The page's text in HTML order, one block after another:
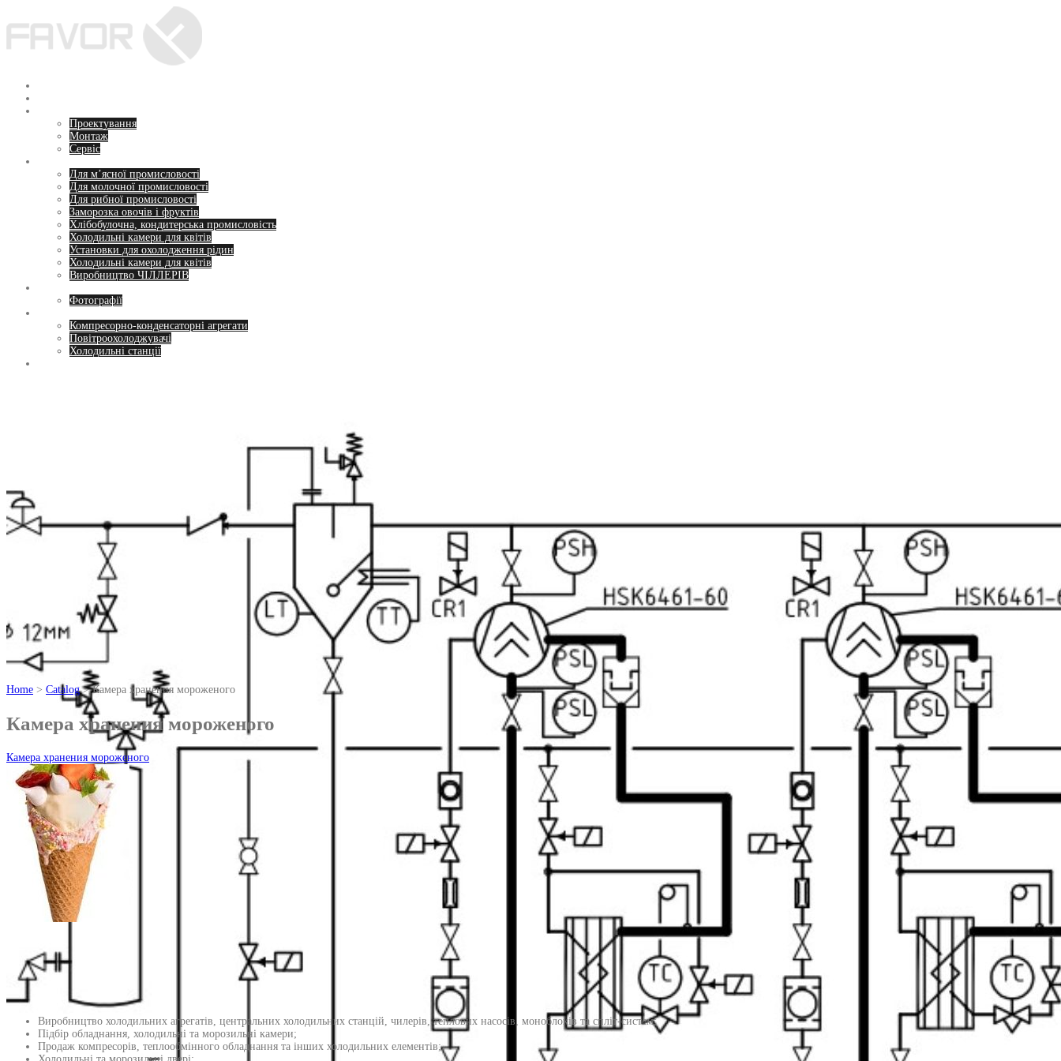
до
вмісту
Проектування
Монтаж
Сервіс
Для м’ясної промисловості
Для молочної промисловості
Для рибної промисловості
Заморозка овочів і фруктів
Хлібобулочна, кондитерська промисловість
Холодильні камери для квітів
Установки для охолодження рідин
Холодильні камери для квітів
Виробництво ЧІЛЛЕРІВ
Фотографії
Компресорно-конденсаторні агрегати
Повітроохолоджувачі
Холодильні станції
Home > Catalog> Камера хранения мороженого
Камера хранения мороженого
Камера хранения мороженого
Виробництво холодильних агрегатів, центральних холодильних станцій, чилерів, теплових насосів, моноблоків та спліт-систем;
Підбір обладнання, холодильні та морозильні камери;
Продаж компресорів, теплообмінного обладнання та інших холодильних елементів;
Холодильні та морозильні двері;